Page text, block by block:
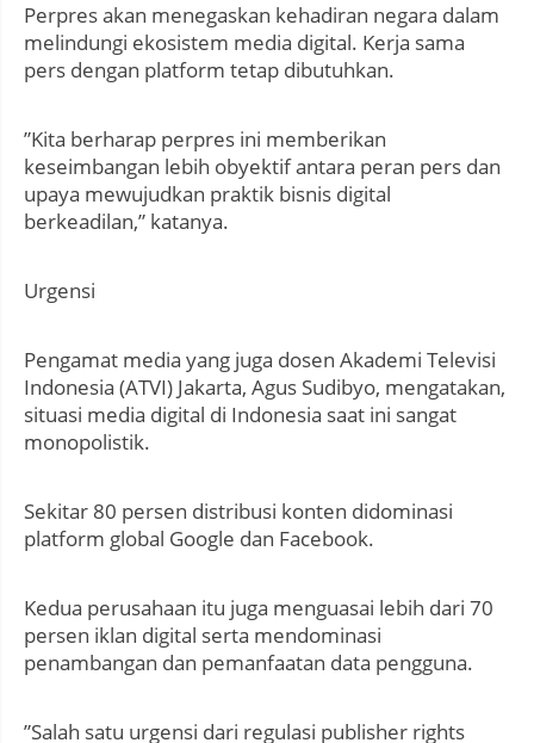
Perpres akan menegaskan kehadiran negara dalam
melindungi ekosistem media digital. Kerja sama
pers dengan platform tetap dibutuhkan.
”Kita berharap perpres ini memberikan
keseimbangan lebih obyektif antara peran pers dan
upaya mewujudkan praktik bisnis digital
berkeadilan,” katanya.
Urgensi
Pengamat media yang juga dosen Akademi Televisi
Indonesia (ATVI) Jakarta, Agus Sudibyo, mengatakan,
situasi media digital di Indonesia saat ini sangat
monopolistik.
Sekitar 80 persen distribusi konten didominasi
platform global Google dan Facebook.
Kedua perusahaan itu juga menguasai lebih dari 70
persen iklan digital serta mendominasi
penambangan dan pemanfaatan data pengguna.
”Salah satu urgensi dari regulasi publisher rights